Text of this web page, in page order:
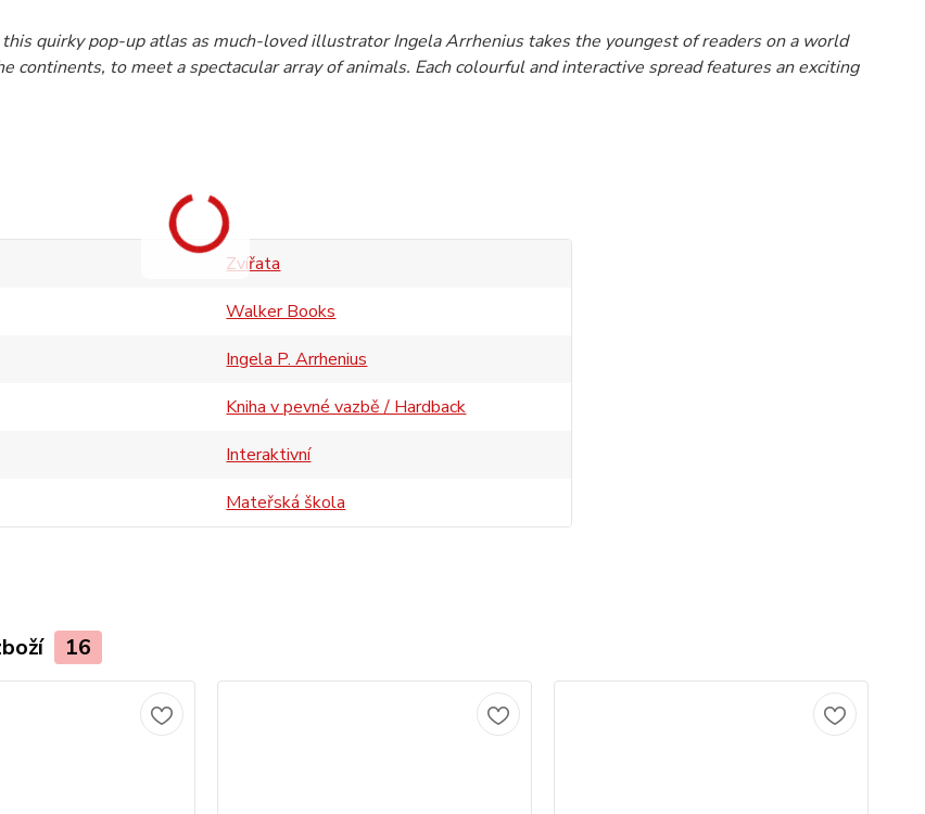
quirky pop-up atlas as much-loved illustrator Ingela Arrhenius takes the youngest of readers on a world
continents, to meet a spectacular array of animals. Each colourful and interactive spread features an exciting
Zvířata
Walker Books
Ingela P. Arrhenius
Kniha v pevné vazbě / Hardback
Interaktivní
Mateřská škola
16